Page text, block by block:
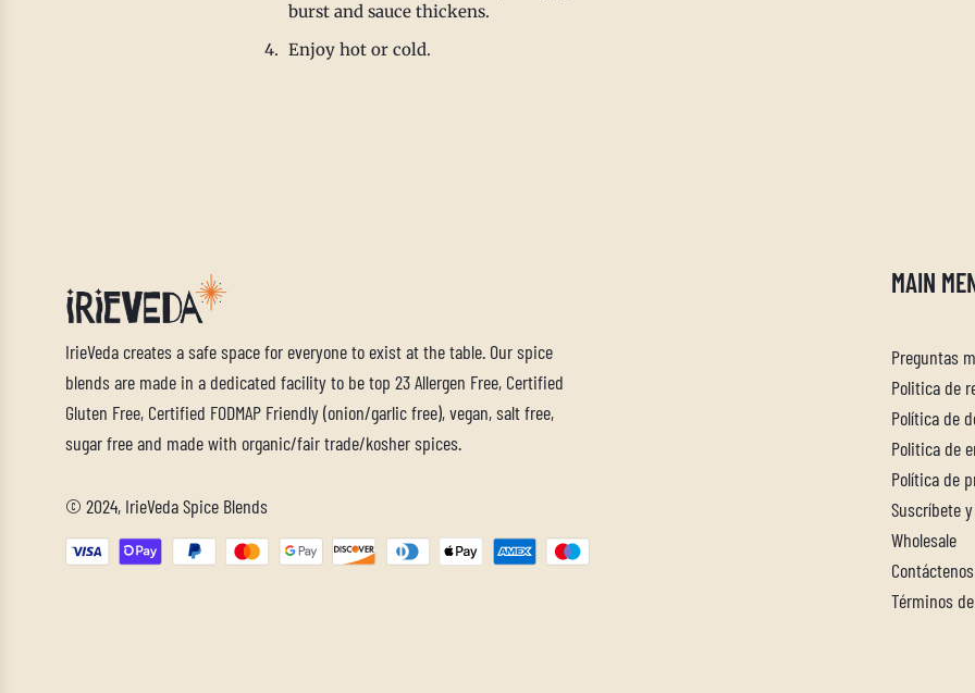
burst and sauce thickens.
Enjoy hot or cold.
IrieVeda creates a safe space for everyone to exist at the table. Our spice
blends are made in a dedicated facility to be top 23 Allergen Free, Certified
Gluten Free, Certified FODMAP Friendly (onion/garlic free), vegan, salt free,
sugar free and made with organic/fair trade/kosher spices.
© 2024, IrieVeda Spice Blends
MAIN
Preguntas
Politica de
Política de
Politica de
Política de
Suscríbete
Wholesale
Contáctenos
Términos